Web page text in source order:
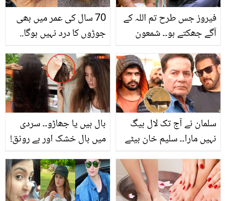
خرچے میں
70 سال کی عمر میں بھی
جوڑوں کا درد نہیں ہوگا..
مضبوط کرنے والا تیل بنانے
اور استعمال کا انوکھا
طریقہ
فیروز جس طرح تم اللہ کے
آگے جھکتے ہو۔۔ شمعون
کالے جادو کے بیان پر کیا
کہا؟
بال ہیں یا جھاڑو۔۔ سردی
میں بال خشک اور بے رونق!
نہ کرے تو یہ ماسک ضرور
آزمائیں
سلمان نے آج تک لال بیگ
نہیں مارا۔۔ سلیم خان بیٹے
آگئے! معافی کا مطالبہ کرنے
والوں کو منہ توڑ جواب دے